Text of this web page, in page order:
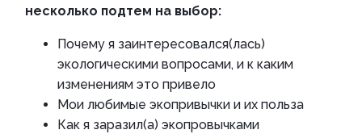
несколько подтем на выбор:
Почему я заинтересовался(лась)
экологическими вопросами, и к каким
изменениям это привело
Мои любимые экопривычки и их польза
Как я заразил(а) экопровычками